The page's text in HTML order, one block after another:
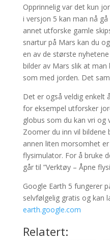
Opprinnelig var det kun
i versjon 5 kan man nå
annet utforske gamle
snartur på Mars kan du
en av de største
bilder av Mars slik at
som med jorden. Det
Det er også veldig enkelt
for eksempel utforsker
globus som du kan vri og
Zoomer du inn vil bildene
annen liten morsomhet
flysimulator. For å bruke
går til ”Verktøy – Åpne
Google Earth 5 fungerer
selvfølgelig gratis og kan
earth.google.com
Relatert: